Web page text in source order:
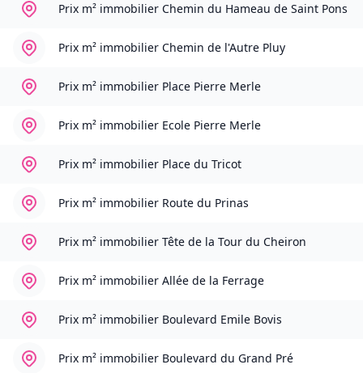
Prix m² immobilier Chemin du Hameau de Saint Pons
Prix m² immobilier Chemin de l'Autre Pluy
Prix m² immobilier Place Pierre Merle
Prix m² immobilier Ecole Pierre Merle
Prix m² immobilier Place du Tricot
Prix m² immobilier Route du Prinas
Prix m² immobilier Tête de la Tour du Cheiron
Prix m² immobilier Allée de la Ferrage
Prix m² immobilier Boulevard Emile Bovis
Prix m² immobilier Boulevard du Grand Pré